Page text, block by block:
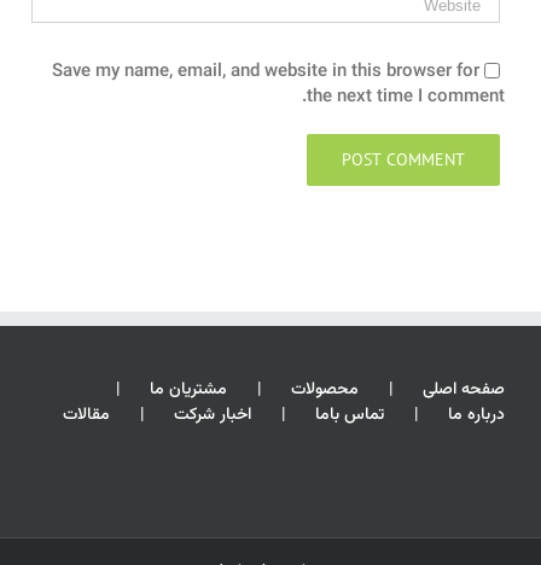
Save my name, email, and website in this browser for
the next time I comment.
صفحه اصلی محصولات
مشتریان ما
درباره ما
تماس باما اخبار شرکت مقالات